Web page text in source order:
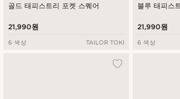
골드 태피스트리 포켓 스퀘어
21,990원
6 색상 TAILOR TOKI
블루 태피스
21,990원
6 색상